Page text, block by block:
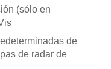
(sólo en
de
de radar de